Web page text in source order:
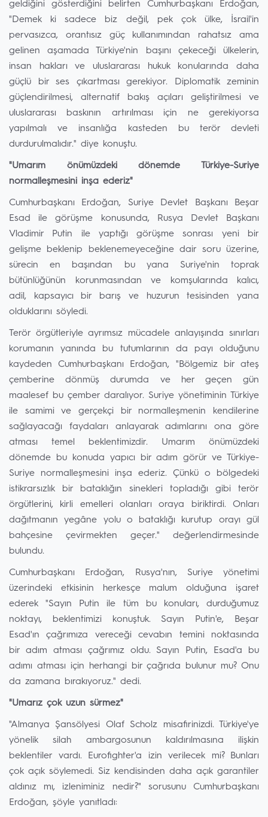
geldiğini gösterdiğini belirten Cumhurbaşkanı Erdoğan,
"Demek ki sadece biz değil, pek çok ülke, İsrail'in
pervasızca, orantısız güç kullanımından rahatsız ama
gelinen aşamada Türkiye'nin başını çekeceği ülkelerin,
insan hakları ve uluslararası hukuk konularında daha
güçlü bir ses çıkartması gerekiyor. Diplomatik zeminin
güçlendirilmesi, alternatif bakış açıları geliştirilmesi ve
uluslararası baskının artırılması için ne gerekiyorsa
yapılmalı ve insanlığa kasteden bu terör devleti
durdurulmalıdır." diye konuştu.
"Umarım önümüzdeki dönemde Türkiye-Suriye
normalleşmesini inşa ederiz"
Cumhurbaşkanı Erdoğan, Suriye Devlet Başkanı Beşar
Esad ile görüşme konusunda, Rusya Devlet Başkanı
Vladimir Putin ile yaptığı görüşme sonrası yeni bir
gelişme beklenip beklenemeyeceğine dair soru üzerine,
sürecin en başından bu yana Suriye'nin toprak
bütünlüğünün korunmasından ve komşularında kalıcı,
adil, kapsayıcı bir barış ve huzurun tesisinden yana
olduklarını söyledi.
Terör örgütleriyle ayrımsız mücadele anlayışında sınırları
korumanın yanında bu tutumlarının da payı olduğunu
kaydeden Cumhurbaşkanı Erdoğan, "Bölgemiz bir ateş
çemberine dönmüş durumda ve her geçen gün
maalesef bu çember daralıyor. Suriye yönetiminin Türkiye
ile samimi ve gerçekçi bir normalleşmenin kendilerine
sağlayacağı faydaları anlayarak adımlarını ona göre
atması temel beklentimizdir. Umarım önümüzdeki
dönemde bu konuda yapıcı bir adım görür ve Türkiye-
Suriye normalleşmesini inşa ederiz. Çünkü o bölgedeki
istikrarsızlık bir bataklığın sinekleri topladığı gibi terör
örgütlerini, kirli emelleri olanları oraya biriktirdi. Onları
dağıtmanın yegâne yolu o bataklığı kurutup orayı gül
bahçesine çevirmekten geçer." değerlendirmesinde
bulundu.
Cumhurbaşkanı Erdoğan, Rusya'nın, Suriye yönetimi
üzerindeki etkisinin herkesçe malum olduğuna işaret
ederek "Sayın Putin ile tüm bu konuları, durduğumuz
noktayı, beklentimizi konuştuk. Sayın Putin'e, Beşar
Esad'ın çağrımıza vereceği cevabın temini noktasında
bir adım atması çağrımız oldu. Sayın Putin, Esad'a bu
adımı atması için herhangi bir çağrıda bulunur mu? Onu
da zamana bırakıyoruz." dedi.
"Umarız çok uzun sürmez"
"Almanya Şansölyesi Olaf Scholz misafirinizdi. Türkiye'ye
yönelik silah ambargosunun kaldırılmasına ilişkin
beklentiler vardı. Eurofighter'a izin verilecek mi? Bunları
çok açık söylemedi. Siz kendisinden daha açık garantiler
aldınız mı, izleniminiz nedir?" sorusunu Cumhurbaşkanı
Erdoğan, şöyle yanıtladı: